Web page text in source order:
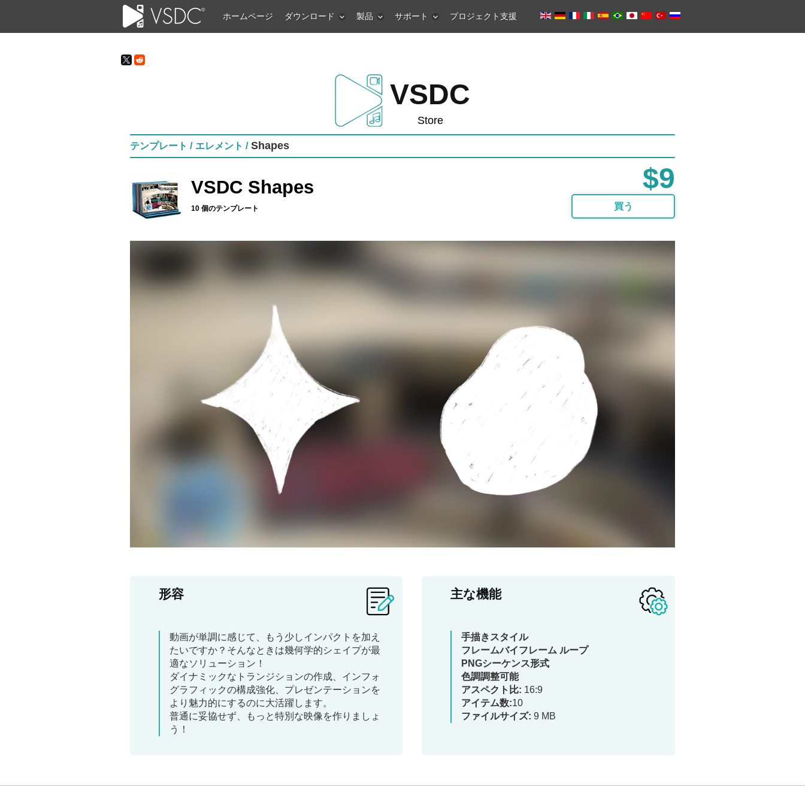
ホームページ ダウンロード 製品 サポート プロジェクト支援
VSDC
Store
テンプレート / エレメント /Shapes
VSDC Shapes
10 個のテンプレート
$9
買う
形容
動画が単調に感じて、もう少しインパクトを加え
たいですか？そんなときは幾何学的シェイプが最
適なソリューション！
ダイナミックなトランジションの作成、インフォ
グラフィックの構成強化、プレゼンテーションを
より魅力的にするのに大活躍します。
普通に妥協せず、もっと特別な映像を作りましょ
う！
主な機能
手描きスタイル
フレームバイフレーム ループ
PNGシーケンス形式
色調調整可能
アスペクト比: 16:9
アイテム数:10
ファイルサイズ: 9 MB